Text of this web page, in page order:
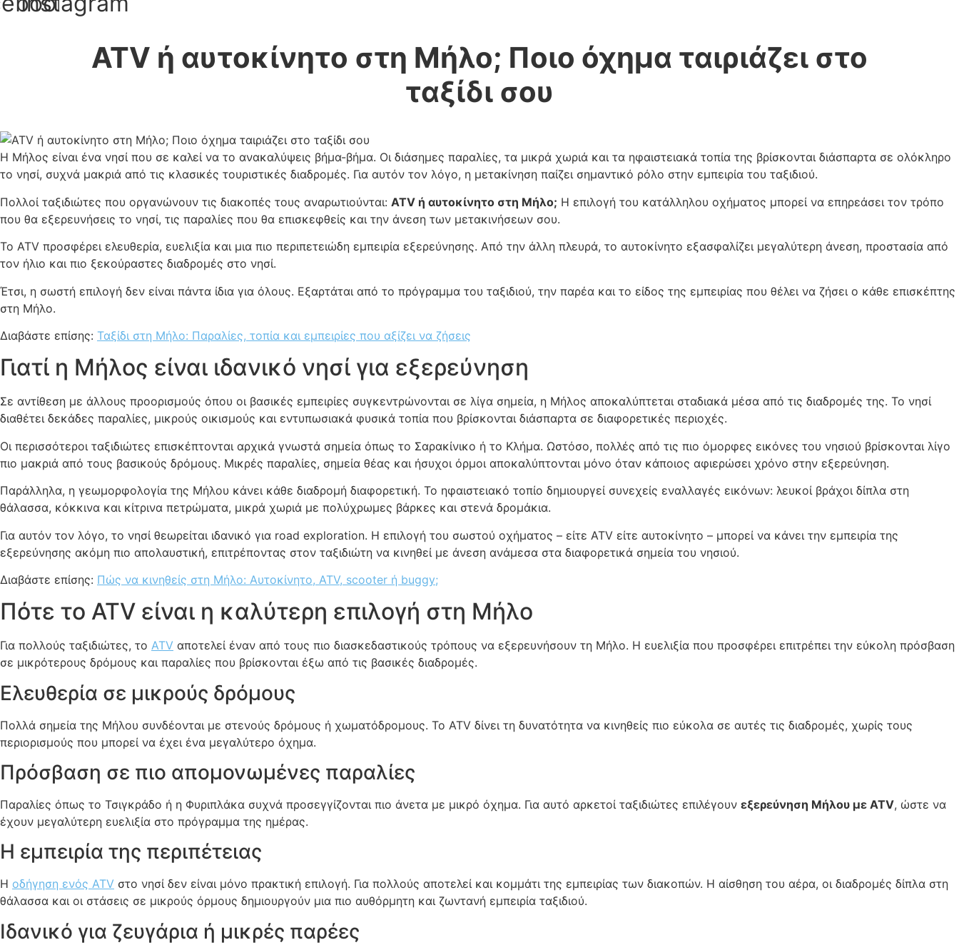
ATV ή αυτοκίνητο στη Μήλο; Ποιο όχημα ταιριάζει στο
ταξίδι σου
Η Μήλος είναι ένα νησί που σε καλεί να το ανακαλύψεις βήμα-βήμα. Οι διάσημες παραλίες, τα μικρά χωριά και τα ηφαιστειακά τοπία της βρίσκονται διάσπαρτα σε ολόκληρο
το νησί, συχνά μακριά από τις κλασικές τουριστικές διαδρομές. Για αυτόν τον λόγο, η μετακίνηση παίζει σημαντικό ρόλο στην εμπειρία του ταξιδιού.
Πολλοί ταξιδιώτες που οργανώνουν τις διακοπές τους αναρωτιούνται: ATV ή αυτοκίνητο στη Μήλο; Η επιλογή του κατάλληλου οχήματος μπορεί να επηρεάσει τον τρόπο
που θα εξερευνήσεις το νησί, τις παραλίες που θα επισκεφθείς και την άνεση των μετακινήσεων σου.
Το ATV προσφέρει ελευθερία, ευελιξία και μια πιο περιπετειώδη εμπειρία εξερεύνησης. Από την άλλη πλευρά, το αυτοκίνητο εξασφαλίζει μεγαλύτερη άνεση, προστασία από
τον ήλιο και πιο ξεκούραστες διαδρομές στο νησί.
Έτσι, η σωστή επιλογή δεν είναι πάντα ίδια για όλους. Εξαρτάται από το πρόγραμμα του ταξιδιού, την παρέα και το είδος της εμπειρίας που θέλει να ζήσει ο κάθε επισκέπτης
στη Μήλο.
Διαβάστε επίσης: Ταξίδι στη Μήλο: Παραλίες, τοπία και εμπειρίες που αξίζει να ζήσεις
Γιατί η Μήλος είναι ιδανικό νησί για εξερεύνηση
Σε αντίθεση με άλλους προορισμούς όπου οι βασικές εμπειρίες συγκεντρώνονται σε λίγα σημεία, η Μήλος αποκαλύπτεται σταδιακά μέσα από τις διαδρομές της. Το νησί
διαθέτει δεκάδες παραλίες, μικρούς οικισμούς και εντυπωσιακά φυσικά τοπία που βρίσκονται διάσπαρτα σε διαφορετικές περιοχές.
Οι περισσότεροι ταξιδιώτες επισκέπτονται αρχικά γνωστά σημεία όπως το Σαρακίνικο ή το Κλήμα. Ωστόσο, πολλές από τις πιο όμορφες εικόνες του νησιού βρίσκονται λίγο
πιο μακριά από τους βασικούς δρόμους. Μικρές παραλίες, σημεία θέας και ήσυχοι όρμοι αποκαλύπτονται μόνο όταν κάποιος αφιερώσει χρόνο στην εξερεύνηση.
Παράλληλα, η γεωμορφολογία της Μήλου κάνει κάθε διαδρομή διαφορετική. Το ηφαιστειακό τοπίο δημιουργεί συνεχείς εναλλαγές εικόνων: λευκοί βράχοι δίπλα στη
θάλασσα, κόκκινα και κίτρινα πετρώματα, μικρά χωριά με πολύχρωμες βάρκες και στενά δρομάκια.
Για αυτόν τον λόγο, το νησί θεωρείται ιδανικό για road exploration. Η επιλογή του σωστού οχήματος – είτε ATV είτε αυτοκίνητο – μπορεί να κάνει την εμπειρία της
εξερεύνησης ακόμη πιο απολαυστική, επιτρέποντας στον ταξιδιώτη να κινηθεί με άνεση ανάμεσα στα διαφορετικά σημεία του νησιού.
Διαβάστε επίσης: Πώς να κινηθείς στη Μήλο: Αυτοκίνητο, ATV, scooter ή buggy;
Πότε το ATV είναι η καλύτερη επιλογή στη Μήλο
Για πολλούς ταξιδιώτες, το ATV αποτελεί έναν από τους πιο διασκεδαστικούς τρόπους να εξερευνήσουν τη Μήλο. Η ευελιξία που προσφέρει επιτρέπει την εύκολη πρόσβαση
σε μικρότερους δρόμους και παραλίες που βρίσκονται έξω από τις βασικές διαδρομές.
Ελευθερία σε μικρούς δρόμους
Πολλά σημεία της Μήλου συνδέονται με στενούς δρόμους ή χωματόδρομους. Το ATV δίνει τη δυνατότητα να κινηθείς πιο εύκολα σε αυτές τις διαδρομές, χωρίς τους
περιορισμούς που μπορεί να έχει ένα μεγαλύτερο όχημα.
Πρόσβαση σε πιο απομονωμένες παραλίες
Παραλίες όπως το Τσιγκράδο ή η Φυριπλάκα συχνά προσεγγίζονται πιο άνετα με μικρό όχημα. Για αυτό αρκετοί ταξιδιώτες επιλέγουν εξερεύνηση Μήλου με ATV, ώστε να
έχουν μεγαλύτερη ευελιξία στο πρόγραμμα της ημέρας.
Η εμπειρία της περιπέτειας
Η οδήγηση ενός ATV στο νησί δεν είναι μόνο πρακτική επιλογή. Για πολλούς αποτελεί και κομμάτι της εμπειρίας των διακοπών. Η αίσθηση του αέρα, οι διαδρομές δίπλα στη
θάλασσα και οι στάσεις σε μικρούς όρμους δημιουργούν μια πιο αυθόρμητη και ζωντανή εμπειρία ταξιδιού.
Ιδανικό για ζευγάρια ή μικρές παρέες